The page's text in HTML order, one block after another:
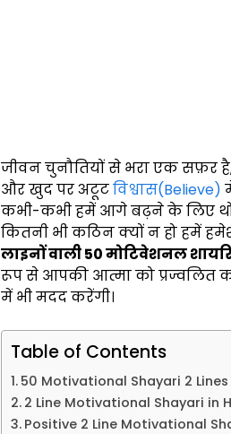
जीवन चुनौतियों से भरा एक सफ़र
और खुद पर अटूटविश्वास(Believe)
कभी-कभी हमें आगे बढ़ने के लिए थोड़ी
कितनी भी कठिन क्यों न हो हमें
लाइनों वाली 50 मोटिवेशनल
रूप से आपकी आत्मा को प्रज्वलित
में भी मदद करेंगी।
Table of Contents
50 Motivational Shayari 2 Lines
2 Line Motivational Shayari in
Positive 2 Line Motivational